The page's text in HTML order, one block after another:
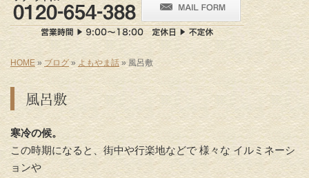
HOME » ブログ» よもやま話 » 風呂敷
風呂敷
寒冷の候。
この時期になると、街中や行楽地などで 様々な イルミネーシ
ョンや